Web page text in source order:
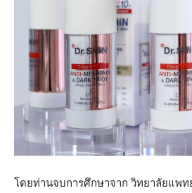
โดยท่านจบการศึกษาจาก วิทยาลัยแพ